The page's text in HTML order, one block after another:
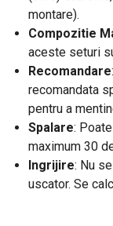
montare).
Compozitie
aceste seturi
Recomandare
recomandata
pentru a
Spalare:
maximum 30
Ingrijire: Nu
uscator. Se